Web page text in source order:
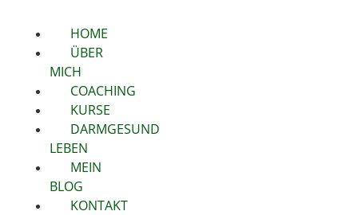
HOME
ÜBER
MICH
COACHING
KURSE
DARMGESUND
LEBEN
MEIN
BLOG
KONTAKT